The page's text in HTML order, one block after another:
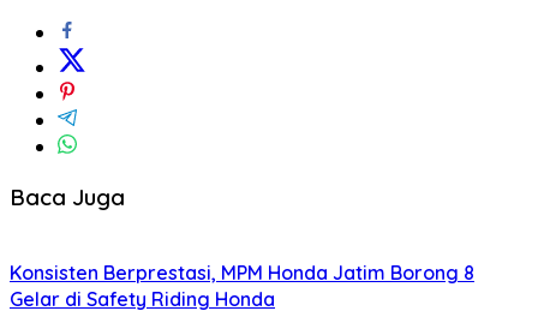
Baca Juga
Konsisten Berprestasi, MPM Honda Jatim Borong 8
Gelar di Safety Riding Honda